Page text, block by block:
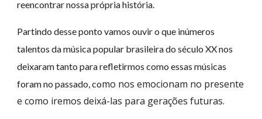
reencontrar nossa própria história.
Partindo desse ponto vamos ouvir o que inúmeros
talentos da música popular brasileira do século XX nos
deixaram tanto para refletirmos como essas músicas
foram no passado, como nos emocionam no presente
e como iremos deixá-las para gerações futuras.